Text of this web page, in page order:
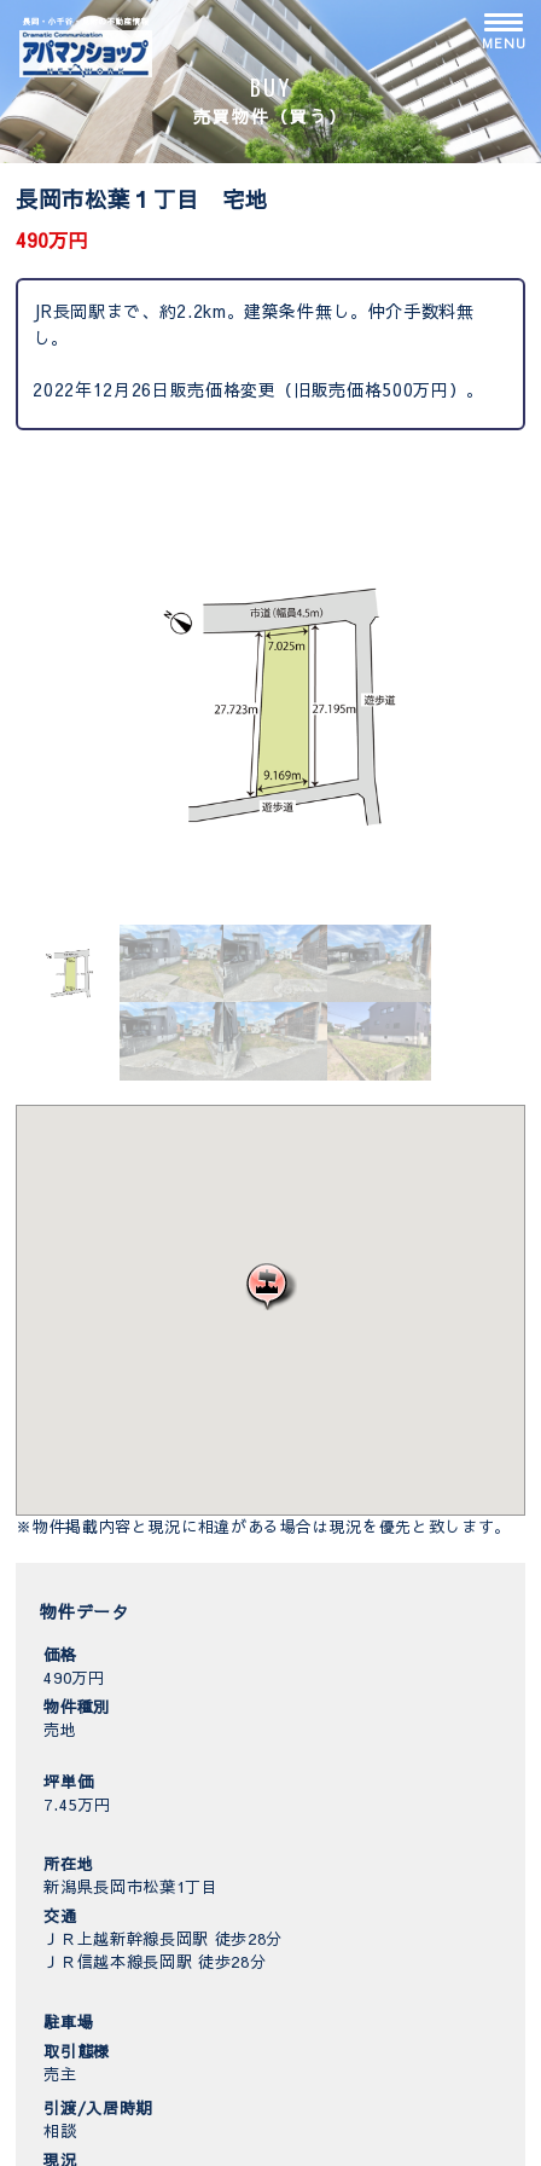
content
MENU
BUY
売買物件（買う）
長岡市松葉１丁目 宅地
490万円
JR長岡駅まで、約2.2km。建築条件無し。仲介手数料無
し。
2022年12月26日販売価格変更（旧販売価格500万円）。
※物件掲載内容と現況に相違がある場合は現況を優先と致します。
物件データ
価格
490万円
物件種別
売地
坪単価
7.45万円
所在地
新潟県長岡市松葉1丁目
交通
ＪＲ上越新幹線長岡駅 徒歩28分
ＪＲ信越本線長岡駅 徒歩28分
駐車場
取引態様
売主
引渡/入居時期
相談
現況